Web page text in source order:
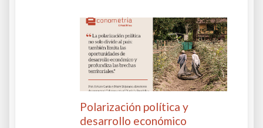
Polarización política y
desarrollo económico